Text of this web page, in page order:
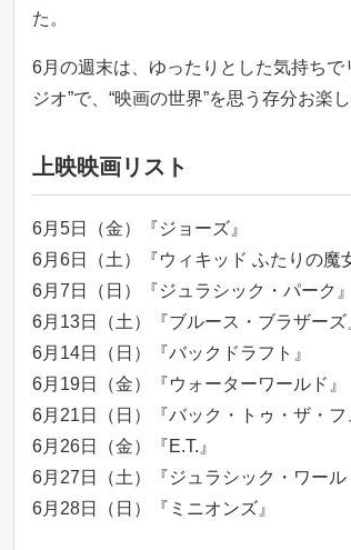
た。
6月の週末は、ゆったりとした気持ち
ジオ”で、“映画の世界”を思う存分お楽
上映映画リスト
6月5日（金）『ジョーズ』
6月6日（土）『ウィキッド ふたりの魔
6月7日（日）『ジュラシック・パーク』
6月13日（土）『ブルース・ブラザーズ
6月14日（日）『バックドラフト』
6月19日（金）『ウォーターワールド』
6月21日（日）『バック・トゥ・ザ・フ
6月26日（金）『E.T.』
6月27日（土）『ジュラシック・ワール
6月28日（日）『ミニオンズ』